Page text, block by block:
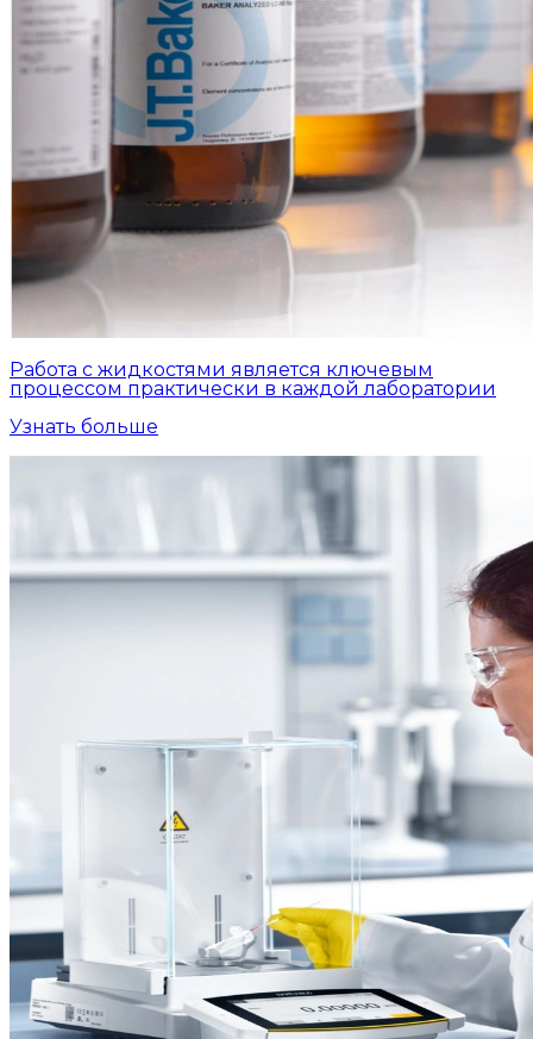
Работа с жидкостями является ключевым
процессом практически в каждой лаборатории
Узнать больше